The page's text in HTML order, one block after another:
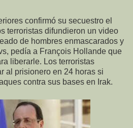
confirmó su secuestro el
terroristas difundieron un video
de hombres enmascarados y
pedía a François Hollande que
liberarle. Los terroristas
al prisionero en 24 horas si
contra sus bases en Irak.